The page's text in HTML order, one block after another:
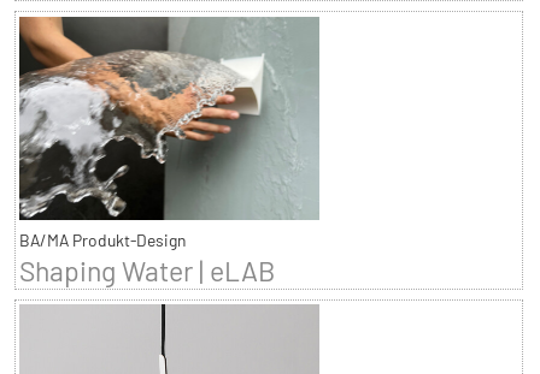
BA/MA Produkt-Design
Shaping Water | eLAB